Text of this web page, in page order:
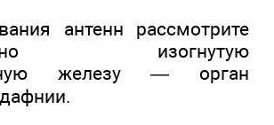
антенн рассмотрите
изогнутую
железу — орган